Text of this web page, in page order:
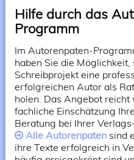
Hilfe durch das
Programm
Im Autorenpaten-
haben Sie die
Schreibprojekt eine
erfolgreichen Autor als
holen. Das Angebot reicht
fachliche Einschätzung
Beratung bei Ihrer
Alle Autorenpatensind
ihre Texte erfolgreich in